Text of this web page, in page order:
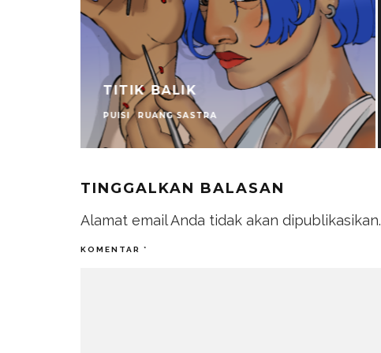
TITIK BALIK
PUISI RUANG SASTRA
TINGGALKAN BALASAN
Alamat email Anda tidak akan dipublikasikan.
KOMENTAR *